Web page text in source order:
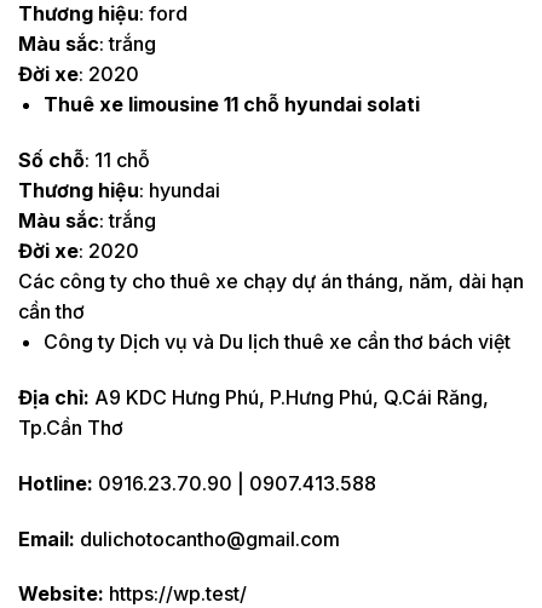
Thương hiệu: ford
Màu sắc: trắng
Đời xe: 2020
Thuê xe limousine 11 chỗ hyundai solati
Số chỗ: 11 chỗ
Thương hiệu: hyundai
Màu sắc: trắng
Đời xe: 2020
Các công ty cho thuê xe chạy dự án tháng, năm, dài hạn
cần thơ
Công ty Dịch vụ và Du lịch thuê xe cần thơ bách việt
Địa chỉ: A9 KDC Hưng Phú, P.Hưng Phú, Q.Cái Răng,
Tp.Cần Thơ
Hotline: 0916.23.70.90 | 0907.413.588
Email: dulichotocantho@gmail.com
Website: https://wp.test/